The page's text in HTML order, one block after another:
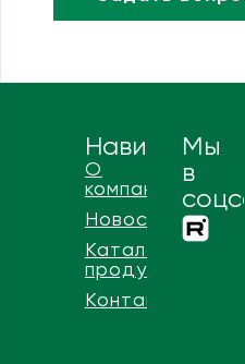
Навигация
О
компании
Новости
Каталог
продукции
Контакты
Мы
в